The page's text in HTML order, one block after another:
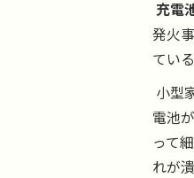
充電
発火
てい
小型
電池
って
れが